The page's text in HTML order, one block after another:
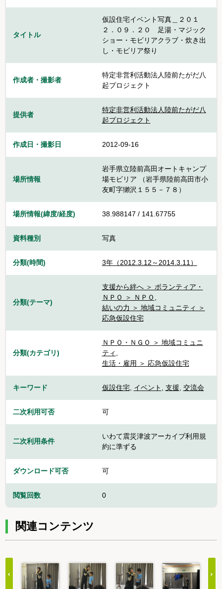
タイトル
仮設住宅イベント写真＿２０１
２．０９．２０ 足湯・マジック
ショー・モビリアクラブ・炊き出
し・モビリア祭り
作成者・撮影者
特定非営利活動法人陸前たがだ八
起プロジェクト
提供者
特定非営利活動法人陸前たがだ八
起プロジェクト
作成日・撮影日 2012-09-16
場所情報
岩手県立陸前高田オートキャンプ
場モビリア （岩手県陸前高田市小
友町字獺沢１５５－７８）
場所情報(緯度/経度) 38.988147 / 141.67755
資料種別 写真
分類(時間) 3年（2012.3.12～2014.3.11）
分類(テーマ)
支援から絆へ ＞ ボランティア・
ＮＰＯ ＞ ＮＰＯ ,
結いの力 ＞ 地域コミュニティ ＞
応急仮設住宅
分類(カテゴリ)
ＮＰＯ・ＮＧＯ ＞ 地域コミュニ
ティ ,
生活・雇用 ＞ 応急仮設住宅
キーワード 仮設住宅, イベント , 支援, 交流会
二次利用可否 可
二次利用条件
いわて震災津波アーカイブ利用規
約に準ずる
ダウンロード可否 可
閲覧回数 0
関連コンテンツ